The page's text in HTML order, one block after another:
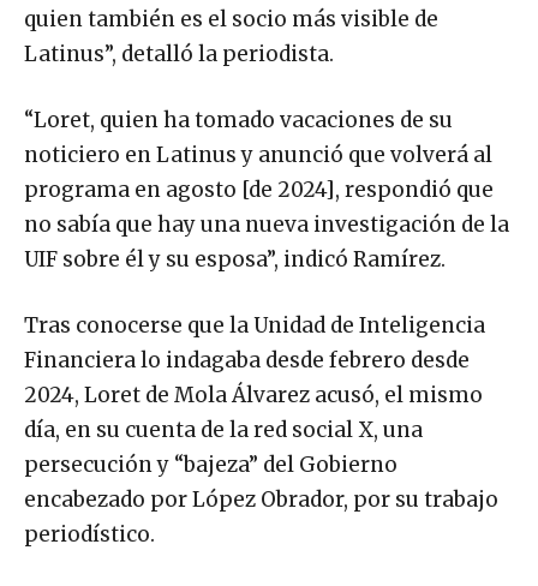
quien también es el socio más visible de
Latinus”, detalló la periodista.
“Loret, quien ha tomado vacaciones de su
noticiero en Latinus y anunció que volverá al
programa en agosto [de 2024], respondió que
no sabía que hay una nueva investigación de la
UIF sobre él y su esposa”, indicó Ramírez.
Tras conocerse que la Unidad de Inteligencia
Financiera lo indagaba desde febrero desde
2024, Loret de Mola Álvarez acusó, el mismo
día, en su cuenta de la red social X, una
persecución y “bajeza” del Gobierno
encabezado por López Obrador, por su trabajo
periodístico.